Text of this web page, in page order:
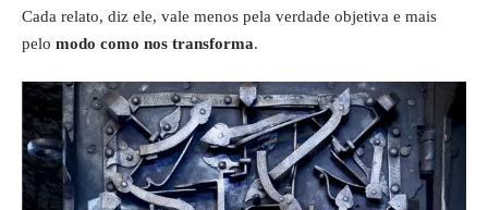
Cada relato, diz ele, vale menos pela verdade objetiva e mais
pelo modo como nos transforma.